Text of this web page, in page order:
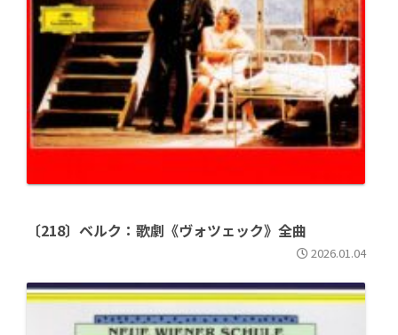
〔218〕ベルク：歌劇《ヴォツェック》全曲
2026.01.04